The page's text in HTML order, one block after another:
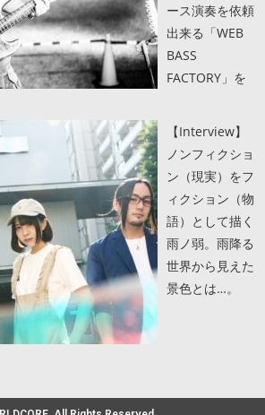
ース演奏を依頼
出来る「WEB
BASS
FACTORY」を
【Interview】
ノンフィクショ
ン（現実）をフ
ィクション（物
語）として描く
雨ノ弱。雨降る
世界から見えた
景色とは…。